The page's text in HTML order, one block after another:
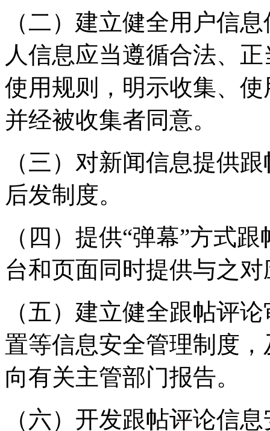
（二）建立健全用户信
人信息应当遵循合法、
使用规则，明示收集、
并经被收集者同意。
（三）对新闻信息提供
后发制度。
（四）提供“弹幕”方式
台和页面同时提供与之
（五）建立健全跟帖评
置等信息安全管理制度
向有关主管部门报告。
（六）开发跟帖评论信